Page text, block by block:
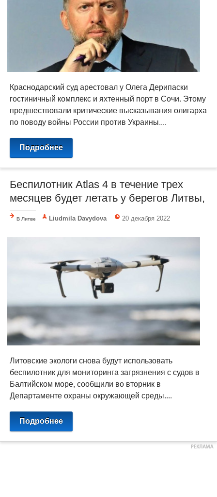
Краснодарский суд арестовал у Олега Дерипаски
гостиничный комплекс и яхтенный порт в Сочи. Этому
предшествовали критические высказывания олигарха
по поводу войны России против Украины....
Подробнее
Беспилотник Atlas 4 в течение трех
месяцев будет летать у берегов Литвы,
В Литве Liudmila Davydova 20 декабря 2022
Литовские экологи снова будут использовать
беспилотник для мониторинга загрязнения с судов в
Балтийском море, сообщили во вторник в
Департаменте охраны окружающей среды....
Подробнее